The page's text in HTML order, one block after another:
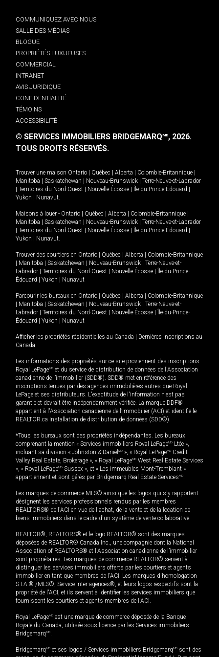
COMMUNIQUEZ AVEC NOUS
SALLE DES MÉDIAS
BLOGUE
PROPRIÉTÉS LUXUEUSES
COMMERCIAL
INTRANET
AVIS JURIDIQUE
CONFIDENTIALITÉ
TÉMOINS
ACCESSIBILITÉ
© SERVICES IMMOBILIERS BRIDGEMARQMD, 2026.
TOUS DROITS RÉSERVÉS.
Trouver une maison Ontario Québec Alberta Colombie-Britannique
Manitoba
Saskatchewan Nouveau-Brunswick
Terre-Neuve-et-Labrador
Territoires du Nord-Ouest Nouvelle-Écosse Île-du-Prince-Édouard
Yukon
Nunavut.
Maisons à louer - Ontario Québec Alberta Colombie-Britannique
Manitoba
Saskatchewan Nouveau-Brunswick
Terre-Neuve-et-Labrador
Territoires du Nord-Ouest Nouvelle-Écosse Île-du-Prince-Édouard
Yukon
Nunavut.
Trouver des courtiers en Ontario Québec Alberta
Colombie-Britannique
Manitoba Saskatchewan Nouveau-Brunswick
Terre-Neuve-et-
Labrador
Territoires du Nord-Ouest Nouvelle-Écosse
Île-du-Prince-
Édouard
Yukon Nunavut
Parcourir les bureaux en Ontario Québec Alberta
Colombie-Britannique
Manitoba Saskatchewan Nouveau-Brunswick
Terre-Neuve-et-
Labrador
Territoires du Nord-Ouest Nouvelle-Écosse
Île-du-Prince-
Édouard
Yukon Nunavut
Afficher les propriétés résidentielles au Canada
Dernières inscriptions au
Canada
Les informations des propriétés sur ce site proviennent des inscriptions
Royal LePageMD et du service de distribution de données de l'Association
canadienne de l’immobilier (SDD®). SDD® met en référence des
inscriptions tenues par des agences immobilières autres que Royal
LePage et ses distributeurs. L'exactitude de l'information n'est pas
garantie et devrait être indépendamment vérifiée. La marque DDF®
appartient à l'Association canadienne de l’immobilier (ACI) et identifie le
REALTOR.ca Installation de distribution de données (SDD®).
*Tous les bureaux sont des propriétés indépendantes. Les bureaux
comprenant la mention « Services immobiliers Royal LePageMD Ltée »,
incluant sa division « Johnston & Daniel MD », « Royal LePageMD Credit
Valley Real Estate, Brokerage », « Royal LePageMD West Real Estate Services
», « Royal LePageMD Sussex », et « Les immeubles Mont-Tremblant »
appartiennent et sont gérés par Bridgemarq Real Estate ServicesMD.
Les marques de commerce MLS® ainsi que les logos qui s'y rapportent
désignent les services professionnels rendus par les membres
REALTORS® de l'ACI en vue de l'achat, de la vente et de la location de
biens immobiliers dans le cadre d'un système de vente collaborative.
REALTOR®, REALTORS® et le logo REALTOR® sont des marques
déposées de REALTOR® Canada Inc., une compagnie dont la National
Association of REALTORS® et l'Association canadienne de l’immobilier
sont propriétaires. Les marques de commerce REALTOR® servent à
distinguer les services immobiliers offerts par les courtiers et agents
immobilier en tant que membres de l'ACI. Les marques d'homologation
S.I.A.® /MLS®, Service inter-agences®, et leurs logos respectifs sont la
propriété de l'ACI, et ils servent à identifier les services immobiliers que
fournissent les courtiers et agents membres de l'ACI.
Royal LePageMD est une marque de commerce déposée de la Banque
Royale du Canada, utilisée sous licence par les Services immobiliers
BridgemarqMD.
BridgemarqMD et ses logos / Services immobiliers BridgemarqMD sont des